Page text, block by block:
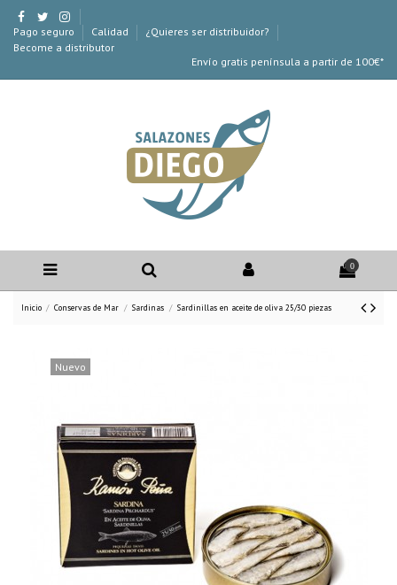
Pago seguro Calidad
¿Quieres ser distribuidor?
Become a distributor
Envío gratis península a partir de 100€*
0
Inicio Conservas de Mar Sardinas Sardinillas en aceite de oliva 25/30 piezas
Nuevo